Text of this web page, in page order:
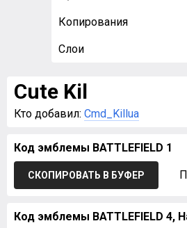
Копирования
Слои
Cute Kil
Кто добавил: Cmd_Killua
Код эмблемы BATTLEFIELD 1
СКОПИРОВАТЬ В БУФЕР
Код эмблемы BATTLEFIELD 4,